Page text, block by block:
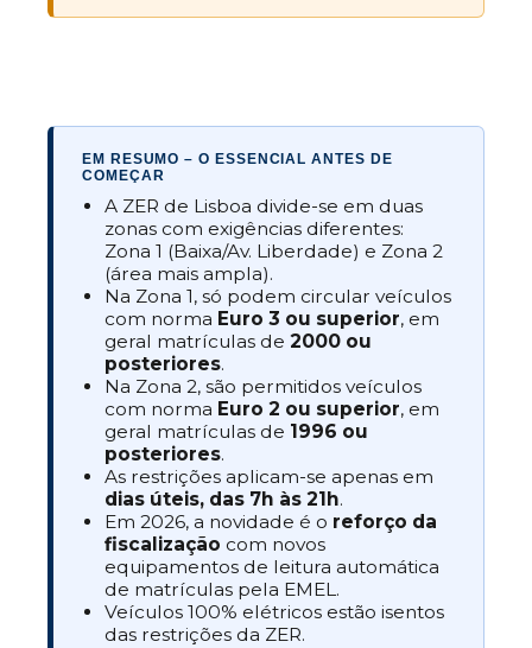
EM RESUMO – O ESSENCIAL ANTES DE
COMEÇAR
A ZER de Lisboa divide-se em duas
zonas com exigências diferentes:
Zona 1 (Baixa/Av. Liberdade) e Zona 2
(área mais ampla).
Na Zona 1, só podem circular veículos
com norma Euro 3 ou superior, em
geral matrículas de2000 ou
posteriores.
Na Zona 2, são permitidos veículos
com norma Euro 2 ou superior, em
geral matrículas de 1996 ou
posteriores.
As restrições aplicam-se apenas em
dias úteis, das 7h às 21h.
Em 2026, a novidade é o reforço da
fiscalização com novos
equipamentos de leitura automática
de matrículas pela EMEL.
Veículos 100% elétricos estão isentos
das restrições da ZER.